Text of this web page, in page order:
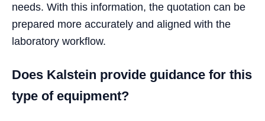
needs. With this information, the quotation can be
prepared more accurately and aligned with the
laboratory workflow.
Does Kalstein provide guidance for this
type of equipment?